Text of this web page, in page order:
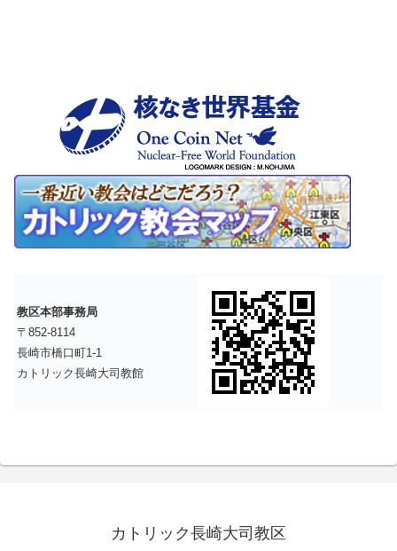
教区本部事務局
〒852-8114
長崎市橋口町1-1
カトリック長崎大司教館
カトリック長崎大司教区